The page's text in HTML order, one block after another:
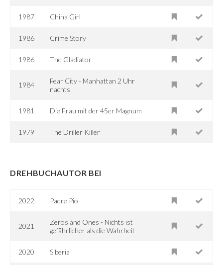
1987 China Girl
1986 Crime Story
1986 The Gladiator
1984
Fear City - Manhattan 2 Uhr
nachts
1981 Die Frau mit der 45er Magnum
1979 The Driller Killer
DREHBUCHAUTOR BEI
2022 Padre Pio
2021
Zeros and Ones - Nichts ist
gefährlicher als die Wahrheit
2020 Siberia